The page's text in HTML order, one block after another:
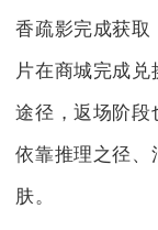
香疏影完成获取
片在商城完成兑
途径，返场阶段
依靠推理之径、
肤。